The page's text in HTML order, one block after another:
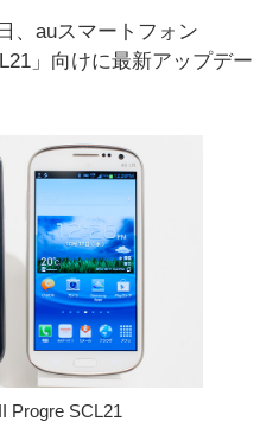
、auスマートフォン
」向けに最新アップデー
Progre SCL21